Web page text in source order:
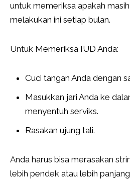
untuk memeriksa apakah
melakukan ini setiap bulan.
Untuk Memeriksa IUD Anda:
Cuci tangan Anda dengan
Masukkan jari Anda ke
menyentuh serviks.
Rasakan ujung tali.
Anda harus bisa merasakan
lebih pendek atau lebih